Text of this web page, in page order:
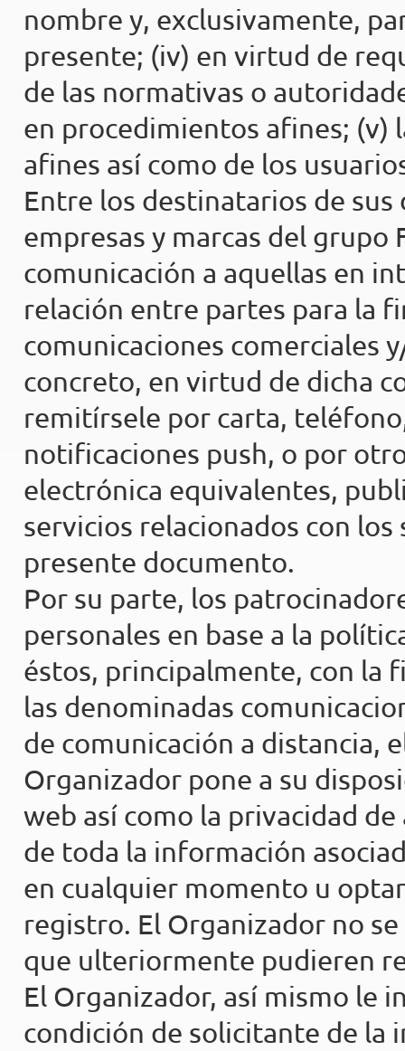
nombre y, exclusivamente,
presente; (iv) en virtud de
de las normativas o
en procedimientos afines; (v)
afines así como de los
Entre los destinatarios de
empresas y marcas del grupo
comunicación a aquellas en
relación entre partes para la
comunicaciones comerciales
concreto, en virtud de dicha
remitírsele por carta,
notificaciones push, o por
electrónica equivalentes,
servicios relacionados con
presente documento.
Por su parte, los
personales en base a la
éstos, principalmente, con la
las denominadas
de comunicación a distancia,
Organizador pone a su
web así como la privacidad
de toda la información
en cualquier momento u
registro. El Organizador no
que ulteriormente pudieren
El Organizador, así mismo le
condición de solicitante de la